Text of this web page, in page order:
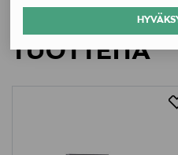
LISÄÄ
TUOTTEITA